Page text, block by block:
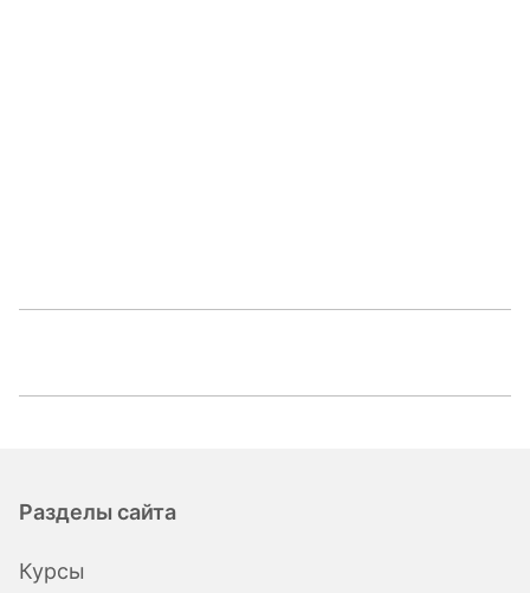
Разделы сайта
Курсы